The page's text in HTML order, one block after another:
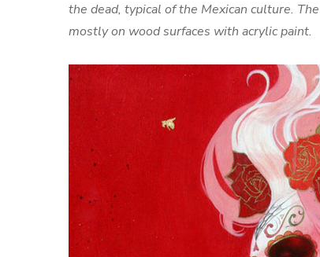
the dead, typical of the Mexican culture.
mostly on wood surfaces with acrylic paint.